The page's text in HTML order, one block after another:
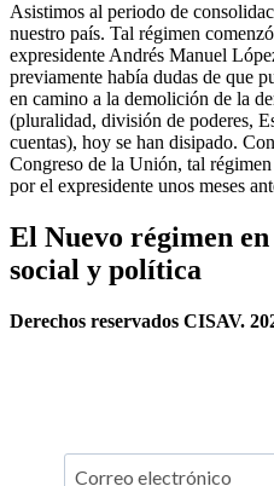
Asistimos al periodo de
nuestro país. Tal régimen
expresidente Andrés Manuel
previamente había dudas de que
en camino a la demolición de la
(pluralidad, división de poderes,
cuentas), hoy se han disipado.
Congreso de la Unión, tal
por el expresidente unos meses
El Nuevo régimen
social y política
Derechos reservados CISAV.